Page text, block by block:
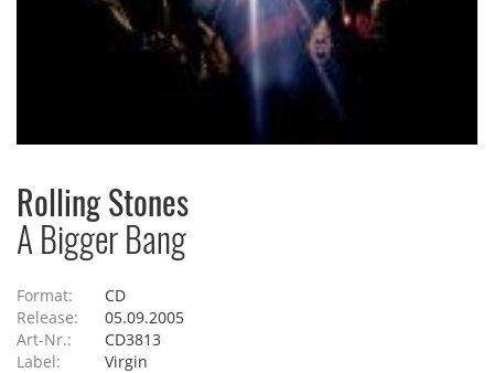
Rolling Stones
A Bigger Bang
Format:
CD
Release:
05.09.2005
Art-Nr.:
CD3813
Label:
Virgin